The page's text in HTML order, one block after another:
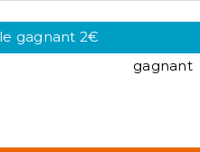
gagnant 2€
gagnant